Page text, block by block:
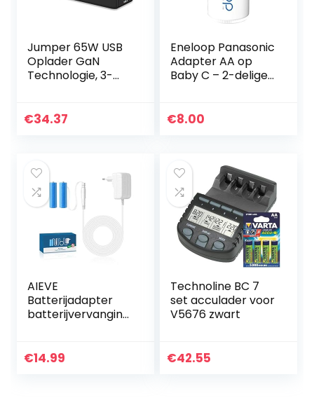
Jumper 65W USB
Oplader GaN
Technologie, 3-
oplaadadapter/vo
€34.37
Eneloop Panasonic
Adapter AA op
Baby C – 2-delige
€8.00
AIEVE
Batterijadapter
batterijvervanging
compatibel met
€14.99
Technoline BC 7
set acculader voor
V5676 zwart
€42.55